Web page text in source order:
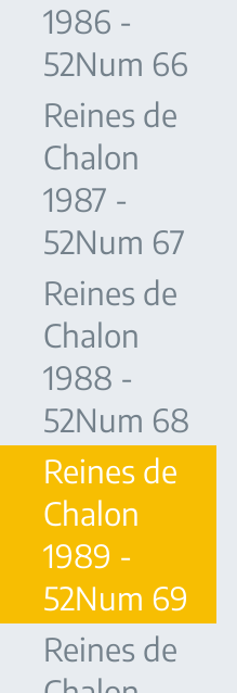
1986 -
52Num 66
Reines de
Chalon
1987 -
52Num 67
Reines de
Chalon
1988 -
52Num 68
Reines de
Chalon
1989 -
52Num 69
Reines de